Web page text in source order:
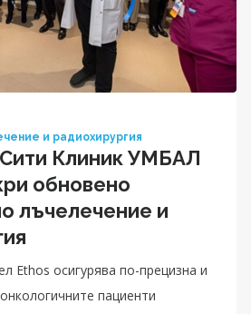
и радиохирургия
Клиник УМБАЛ
обновено
лъчелечение и
Ethos осигурява по-прецизна и
пациенти